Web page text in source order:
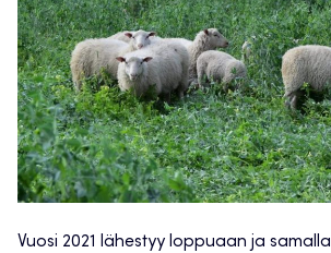
Vuosi 2021 lähestyy loppuaan ja samalla